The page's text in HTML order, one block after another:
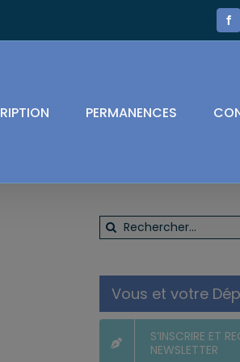
PERMANENCES
Rechercher:
Vous et votre
S’INSCRIRE ET
NEWSLETTER